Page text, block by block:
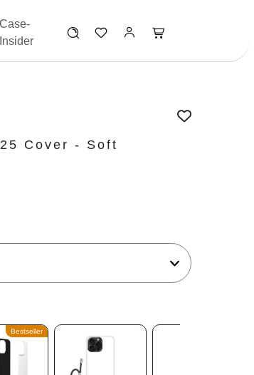
Case-
Insider
Cover - Soft
Bestseller